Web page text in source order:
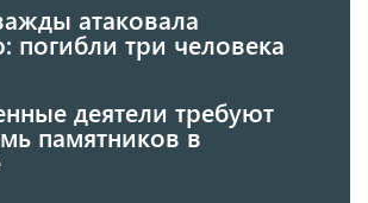
атаковала
погибли три человека
деятели требуют
памятников в